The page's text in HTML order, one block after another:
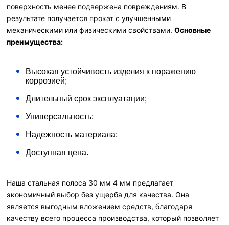
поверхность менее подвержена повреждениям. В
результате получается прокат с улучшенными
механическими или физическими свойствами.Основные
преимущества:
Высокая устойчивость изделия к поражению
коррозией;
Длительный срок эксплуатации;
Универсальность;
Надежность материала;
Доступная цена.
Наша стальная полоса 30 мм 4 мм предлагает
экономичный выбор без ущерба для качества. Она
является выгодным вложением средств, благодаря
качеству всего процесса производства, который позволяет